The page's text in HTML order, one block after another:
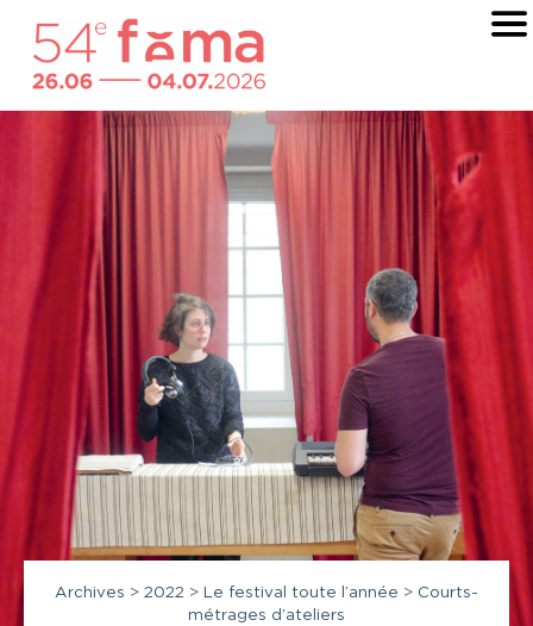
Archives > 2022 > Le festival toute l’année > Courts-
métrages d’ateliers